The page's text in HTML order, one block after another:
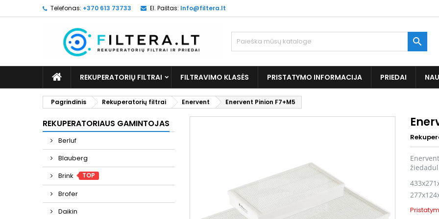
Telefonas: +370 613 73733 El. Paštas: Info@filtera.lt

REKUPERATORIŲ FILTRAI FILTRAVIMO KLASĖS PRISTATYMO INFORMACIJA PRIEDAI
Pagrindinis Rekuperatorių filtrai Enervent Enervent Pinion F7+M5
REKUPERATORIAUS GAMINTOJAS
Berluf
Blauberg
Brink
TOP
Brofer
Daikin